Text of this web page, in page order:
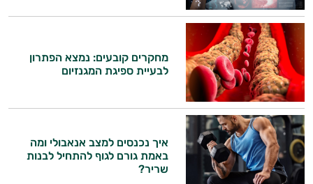
מחקרים קובעים: נמצא הפתרון
לבעיית ספיגת המגנזיום
איך נכנסים למצב אנאבולי ומה
באמת גורם לגוף להתחיל לבנות
שריר?